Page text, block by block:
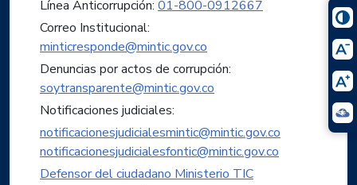
Línea Anticorrupción: 01-800-0912667
Correo Institucional:
minticresponde@mintic.gov.co
Denuncias por actos de corrupción:
soytransparente@mintic.gov.co
Notificaciones judiciales:
notificacionesjudicialesmintic@mintic.gov.co
notificacionesjudicialesfontic@mintic.gov.co
Defensor del ciudadano Ministerio TIC